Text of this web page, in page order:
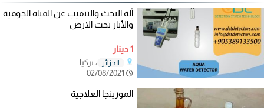
ألة البحث والتنقيب عن المياه الجوفية
والأبار تحت الارض
1 دينار
الجزائر
، تركيا
المورينجا العلاجية